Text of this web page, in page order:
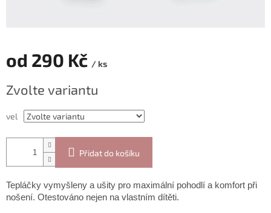
od 290 Kč / ks
cena:
Zvolte variantu
vel
Přidat do košíku
Tepláčky vymyšleny a ušity pro maximální pohodlí a komfort při
nošení. Otestováno nejen na vlastním dítěti.